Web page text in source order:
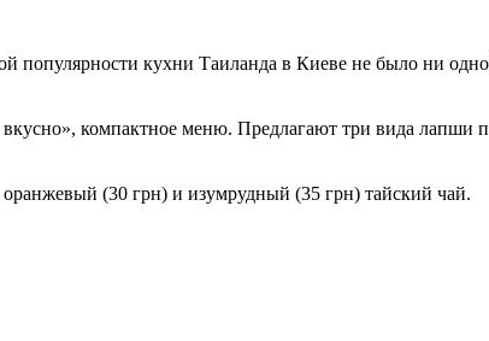
популярности кухни Таиланда в Киеве не было ни
компактное меню. Предлагают три вида лапши
(30 грн) и изумрудный (35 грн) тайский чай.